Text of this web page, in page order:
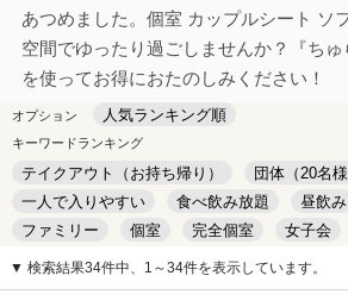
あつめました。個室 カップルシート ソ
空間でゆったり過ごしませんか？『ち
を使ってお得におたのしみください！
オプション 人気ランキング順
キーワードランキング
テイクアウト（お持ち帰り）
団体（20名様
一人で入りやすい
食べ飲み放題 昼飲み
ファミリー
個室 完全個室 女子会
キッズルーム
安い デート
▼ 検索結果34件中、1～34件を表示しています。